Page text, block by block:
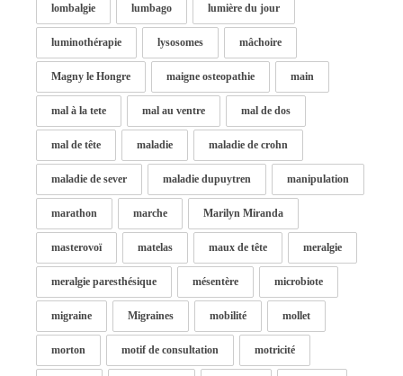
lombalgie lumbago lumière du jour
luminothérapie lysosomes mâchoire
Magny le Hongre maigne osteopathie main
mal à la tete mal au ventre mal de dos
mal de tête maladie maladie de crohn
maladie de sever maladie dupuytren manipulation
marathon marche Marilyn Miranda
masterovoï matelas maux de tête meralgie
meralgie paresthésique mésentère microbiote
migraine Migraines mobilité mollet
morton motif de consultation motricité